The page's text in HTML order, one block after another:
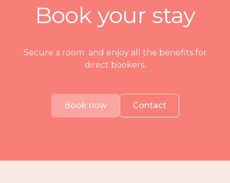
Book your stay
Secure a room and enjoy all the benefits for
direct bookers.
Book now Contact